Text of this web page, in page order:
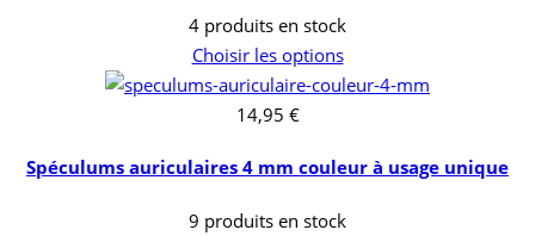
4 produits en stock
Choisir les options
14,95 €
Spéculums auriculaires 4 mm couleur à usage unique
9 produits en stock